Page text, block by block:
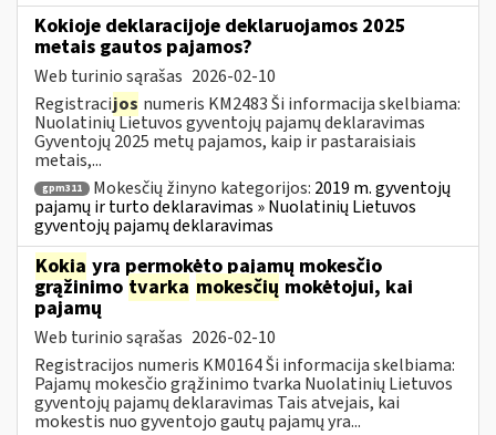
Kokioje deklaracijoje deklaruojamos 2025
metais gautos pajamos?
Web turinio sąrašas 2026-02-10
Registracijos numeris KM2483 Ši informacija skelbiama:
Nuolatinių Lietuvos gyventojų pajamų deklaravimas
Gyventojų 2025 metų pajamos, kaip ir pastaraisiais
metais,...
gpm311 Mokesčių žinyno kategorijos: 2019 m. gyventojų
pajamų ir turto deklaravimas » Nuolatinių Lietuvos
gyventojų pajamų deklaravimas
Kokia yra permokėto pajamų mokesčio
grąžinimo tvarka mokesčių mokėtojui, kai
pajamų
Web turinio sąrašas 2026-02-10
Registracijos numeris KM0164 Ši informacija skelbiama:
Pajamų mokesčio grąžinimo tvarka Nuolatinių Lietuvos
gyventojų pajamų deklaravimas Tais atvejais, kai
mokestis nuo gyventojo gautų pajamų yra...